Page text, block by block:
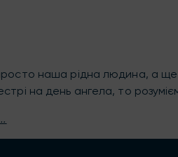
наша рідна людина, а ще
на день ангела, то